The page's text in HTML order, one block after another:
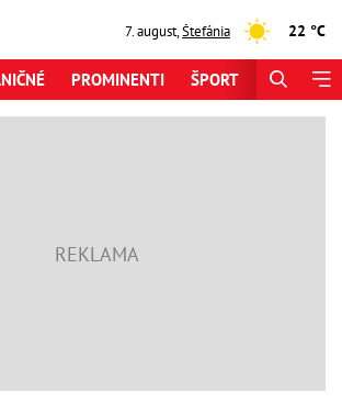
7. august,Štefánia 22 °C
PROMINENTI ŠPORT